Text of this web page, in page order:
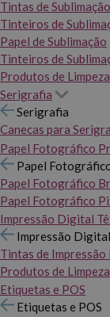
Tintas de Sublimação
Tinteiros de
Papel de Sublimação
Tinteiros de
Produtos de
Serigrafia
Serigrafia
Canecas para
Papel Fotográfico
Papel
Papel Fotográfico
Papel Fotográfico
Impressão Digital
Impressão
Tintas de
Produtos de
Etiquetas e POS
Etiquetas e POS